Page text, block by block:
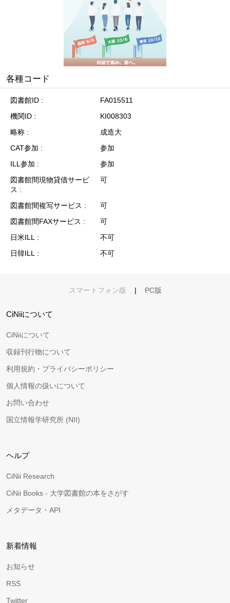
各種コード
図書館ID
FA015511
機関ID
KI008303
略称
成造大
CAT参加
参加
ILL参加
参加
図書館間現物貸借サービ
ス
可
図書館間複写サービス
可
図書館間FAXサービス
可
日米ILL
不可
日韓ILL
不可
スマートフォン版 | PC版
CiNiiについて
CiNiiについて
収録刊行物について
利用規約・プライバシーポリシー
個人情報の扱いについて
お問い合わせ
国立情報学研究所 (NII)
ヘルプ
CiNii Research
CiNii Books - 大学図書館の本をさがす
メタデータ・API
新着情報
お知らせ
RSS
Twitter